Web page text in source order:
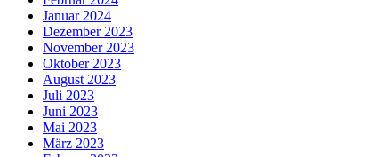
Januar 2024
Dezember 2023
November 2023
Oktober 2023
August 2023
Juli 2023
Juni 2023
Mai 2023
März 2023